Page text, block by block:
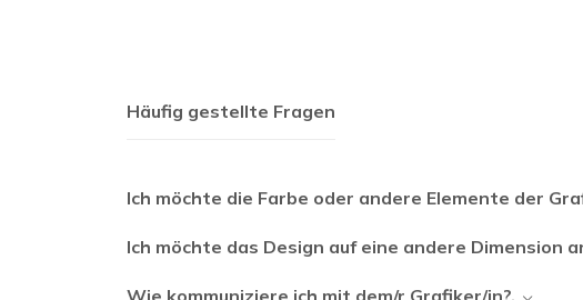
Häufig gestellte Fragen
Ich möchte die Farbe oder andere Elemente der
Ich möchte das Design auf eine andere Dimension
Wie kommuniziere ich mit dem/r Grafiker/in?.